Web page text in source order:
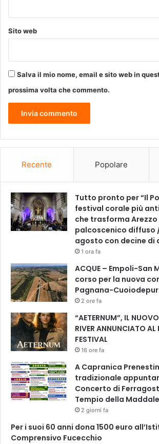
t
e
r
c
o
e
v
e
m
b
Sito web
Salva il mio nome, email e sito web in
prossima volta che commento.
Recente Popolare
Tutto pronto per “Il
festival corale più
che trasforma Arezzo
palcoscenico diffuso
agosto con decine di
1 ora fa
ACQUE – Empoli-San
corso per la nuova
Pagnana-Cuoiodepur
2 ore fa
“AETERNUM”, IL
RIVER ANNUNCIATO
FESTIVAL
16 ore fa
A Capranica
tradizionale
Concerto di
Tempio della
2 giorni fa
Per i suoi 60 anni dona 1500 euro
Comprensivo Fucecchio